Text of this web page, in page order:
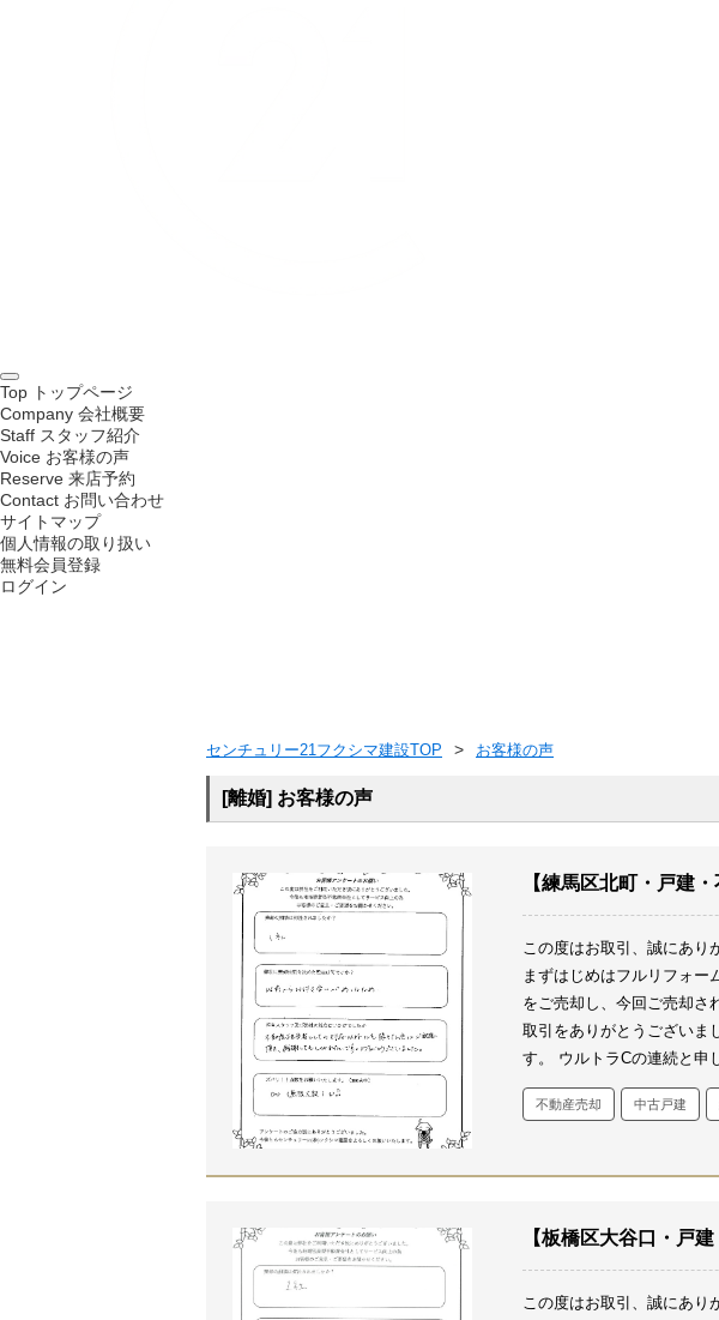
Top トップページ
Company 会社概要
Staff スタッフ紹介
Voice お客様の声
Reserve 来店予約
Contact お問い合わせ
サイトマップ
個人情報の取り扱い
無料会員登録
ログイン
センチュリー21フクシマ建設TOP お客様の声
[離婚] お客様の声
【練馬区北町・戸建
この度はお取引、誠にあり
まずはじめはフルリフォー
をご売却し、今回ご売却さ
取引をありがとうございま
す。 ウルトラCの連続と申
い取引でした。私自身20年
内容でした。 間違いなく今
まい先探しや、色々な物
色々と難儀をされた事と
卒宜しくお願い致します。
不動産売却 中古戸建
【板橋区大谷口・戸
この度はお取引、誠にあり